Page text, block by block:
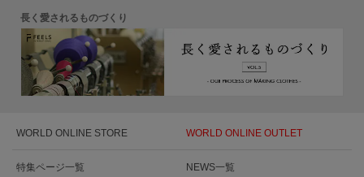
長く愛されるものづくり
WORLD ONLINE STORE WORLD ONLINE OUTLET
特集ページ一覧 NEWS一覧